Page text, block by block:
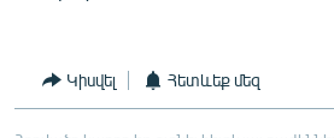
Կիսվել Հետևեք մեզ